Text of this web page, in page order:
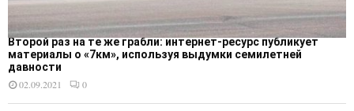
Второй раз на те же грабли: интернет-ресурс публикует
материалы о «7км», используя выдумки семилетней
давности
02.09.2021
0